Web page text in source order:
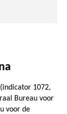
(indicator 1072,
Bureau voor
voor de